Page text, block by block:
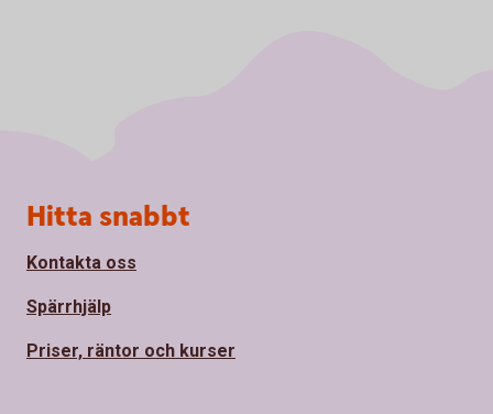
Sidfot
Hitta snabbt
Kontakta oss
Spärrhjälp
Priser, räntor och kurser